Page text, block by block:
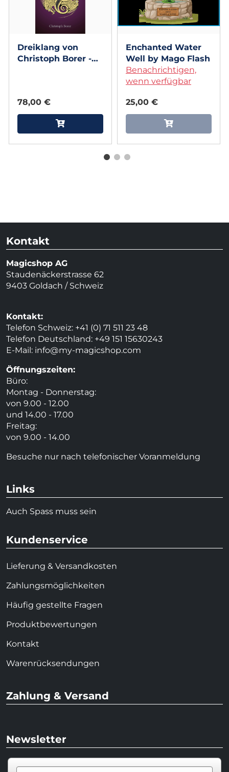
Dreiklang von
Christoph Borer -
78,00 €
Enchanted Water
Well by Mago Flash
Benachrichtigen,
wenn verfügbar
25,00 €
Kontakt
Magicshop AG
Staudenäckerstrasse 62
9403 Goldach / Schweiz
Kontakt:
Telefon Schweiz: +41 (0) 71 511 23 48
Telefon Deutschland: +49 151 15630243
E-Mail: info@my-magicshop.com
Öffnungszeiten:
Büro:
Montag - Donnerstag:
von 9.00 - 12.00
und 14.00 - 17.00
Freitag:
von 9.00 - 14.00
Besuche nur nach telefonischer Voranmeldung
Links
Auch Spass muss sein
Kundenservice
Lieferung & Versandkosten
Zahlungsmöglichkeiten
Häufig gestellte Fragen
Produktbewertungen
Kontakt
Warenrücksendungen
Zahlung & Versand
Newsletter